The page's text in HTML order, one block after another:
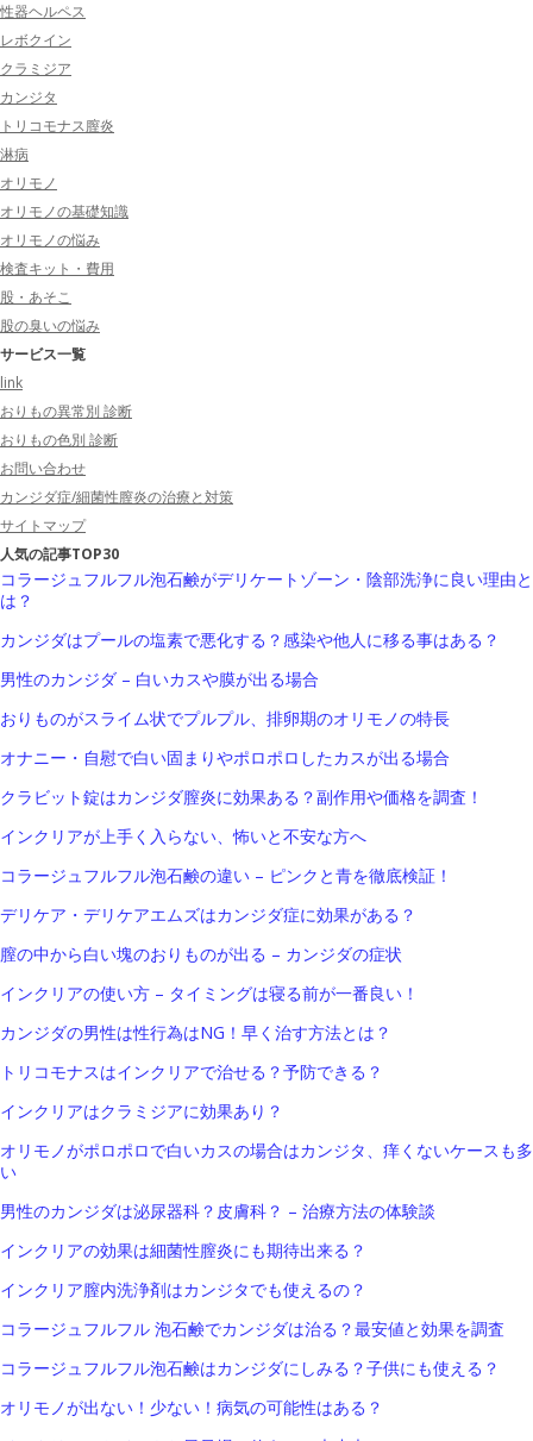
性器ヘルペス
レボクイン
クラミジア
カンジタ
トリコモナス膣炎
淋病
オリモノ
オリモノの基礎知識
オリモノの悩み
検査キット・費用
股・あそこ
股の臭いの悩み
サービス一覧
link
おりもの異常別 診断
おりもの色別 診断
お問い合わせ
カンジダ症/細菌性膣炎の治療と対策
サイトマップ
人気の記事TOP30
コラージュフルフル泡石鹸がデリケートゾーン・陰部洗浄に良い理由と
は？
カンジダはプールの塩素で悪化する？感染や他人に移る事はある？
男性のカンジダ – 白いカスや膜が出る場合
おりものがスライム状でプルプル、排卵期のオリモノの特長
オナニー・自慰で白い固まりやポロポロしたカスが出る場合
クラビット錠はカンジダ膣炎に効果ある？副作用や価格を調査！
インクリアが上手く入らない、怖いと不安な方へ
コラージュフルフル泡石鹸の違い – ピンクと青を徹底検証！
デリケア・デリケアエムズはカンジダ症に効果がある？
膣の中から白い塊のおりものが出る – カンジダの症状
インクリアの使い方 – タイミングは寝る前が一番良い！
カンジダの男性は性行為はNG！早く治す方法とは？
トリコモナスはインクリアで治せる？予防できる？
インクリアはクラミジアに効果あり？
オリモノがポロポロで白いカスの場合はカンジタ、痒くないケースも多
い
男性のカンジダは泌尿器科？皮膚科？ – 治療方法の体験談
インクリアの効果は細菌性膣炎にも期待出来る？
インクリア膣内洗浄剤はカンジタでも使えるの？
コラージュフルフル 泡石鹸でカンジダは治る？最安値と効果を調査
コラージュフルフル泡石鹸はカンジダにしみる？子供にも使える？
オリモノが出ない！少ない！病気の可能性はある？